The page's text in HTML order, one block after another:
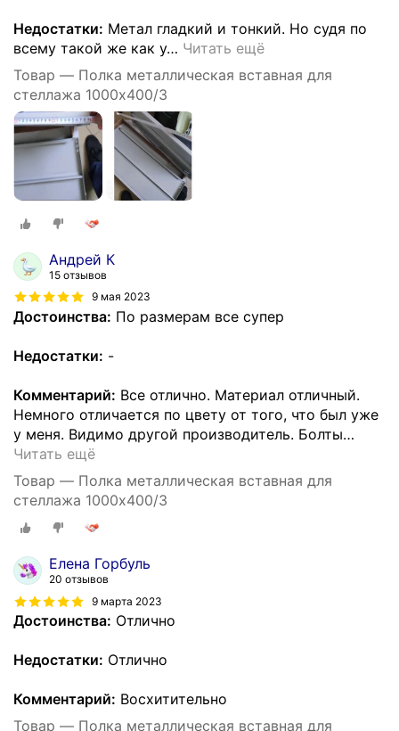
Недостатки: Метал гладкий и тонкий. Но судя по
всему такой же как у… Читать ещё
Товар — Полка металлическая вставная для
стеллажа 1000х400/3
Андрей К
15 отзывов
9 мая 2023
Достоинства: По размерам все супер
Недостатки: -
Комментарий: Все отлично. Материал отличный.
Немного отличается по цвету от того, что был уже
у меня. Видимо другой производитель. Болты…
Читать ещё
Товар — Полка металлическая вставная для
стеллажа 1000х400/3
Елена Горбуль
20 отзывов
9 марта 2023
Достоинства: Отлично
Недостатки: Отлично
Комментарий: Восхитительно
Товар — Полка металлическая вставная для